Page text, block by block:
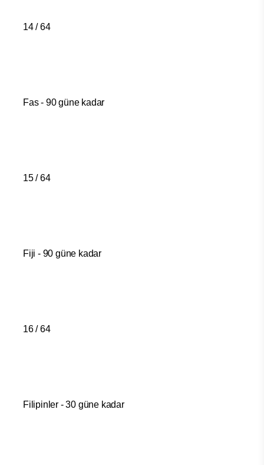
14 / 64
Fas - 90 güne kadar
15 / 64
Fiji - 90 güne kadar
16 / 64
Filipinler - 30 güne kadar